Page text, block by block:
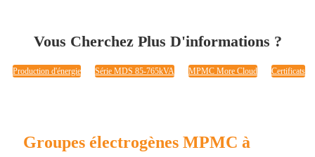
Vous Cherchez Plus D'informations ?
Production d'énergie Série MDS 85-765kVA MPMC More Cloud Certificats
Groupes électrogènes MPMC à